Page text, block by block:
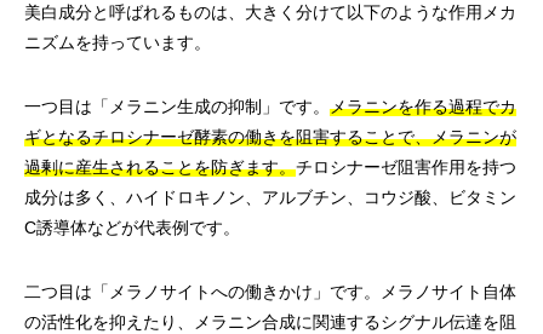
美白成分と呼ばれるものは、大きく分けて以下のような作用メカ
ニズムを持っています。
一つ目は「メラニン生成の抑制」です。 メラニンを作る過程でカ
ギとなるチロシナーゼ酵素の働きを阻害することで、メラニンが
過剰に産生されることを防ぎます。チロシナーゼ阻害作用を持つ
成分は多く、ハイドロキノン、アルブチン、コウジ酸、ビタミン
C誘導体などが代表例です。
二つ目は「メラノサイトへの働きかけ」です。メラノサイト自体
の活性化を抑えたり、メラニン合成に関連するシグナル伝達を阻